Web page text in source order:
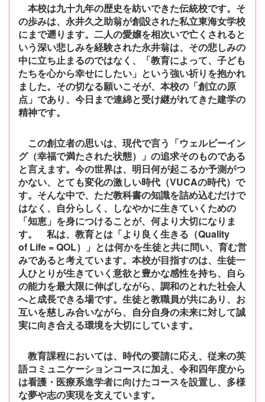
本校は九十九年の歴史を紡いできた伝統校です。そ
の歩みは、永井久之助翁が創設された私立東海女学校
にまで遡ります。二人の愛嬢を相次いで亡くされると
いう深い悲しみを経験された永井翁は、その悲しみの
中に立ち止まるのではなく、「教育によって、子ども
たちを心から幸せにしたい」という強い祈りを抱かれ
ました。その切なる願いこそが、本校の「創立の原
点」であり、今日まで連綿と受け継がれてきた建学の
精神です。
この創立者の思いは、現代で言う「ウェルビーイン
グ（幸福で満たされた状態）」 の追求そのものである
と言えます。今の世界は、明日何が起こるか予測がつ
かない、 とても変化の激しい時代（VUCAの時代）で
す。そんな中で、ただ教科書の知識を詰め込むだけで
はなく、自分らしく、しなやかに生きていくための
「知恵」を身につけることが、何より大切になりま
す。 私は、教育とは「より良く生きる（Quality
of Life = QOL）」とは何かを生徒と共に問い、育む営
みであると考えています。本校が目指すのは、生徒一
人ひとりが生きていく意欲と豊かな感性を持ち、自ら
の能力を最大限に伸ばしながら、調和のとれた社会人
へと成長できる場です。生徒と教職員が共にあり、お
互いを慈しみ合いながら、自分自身の未来に対して誠
実に向き合える環境を大切にしています。
教育課程においては、時代の要請に応え、従来の英
語コミュニケーションコースに加え、令和四年度から
は看護・医療系進学者に向けたコースを設置し、多様
な夢や志の実現を支えています。